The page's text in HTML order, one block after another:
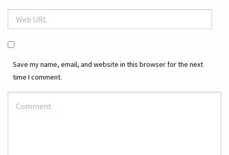
Save my name, email, and website in this browser for the next
time I comment.